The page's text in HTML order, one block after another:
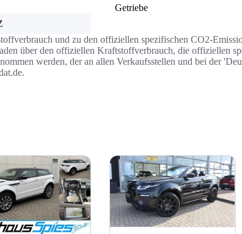
Getriebe
und zu den offiziellen spezifischen CO2-
über den offiziellen Kraftstoffverbrauch, die offiziellen
werden, der an allen Verkaufsstellen und bei der